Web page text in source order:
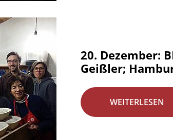
20. Dezember:
Geißler;
WEITERLESEN